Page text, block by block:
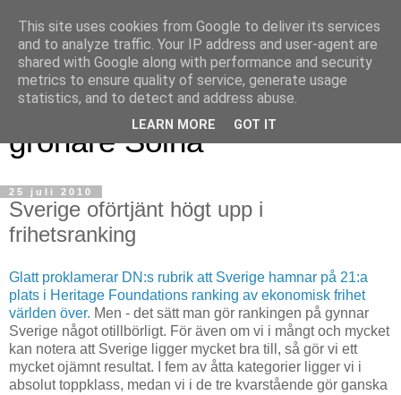
Magnus blogg - för ett
grönare Solna
25 juli 2010
Sverige oförtjänt högt upp i
frihetsranking
Glatt proklamerar DN:s rubrik att Sverige hamnar på 21:a
plats i Heritage Foundations ranking av ekonomisk frihet
världen över. Men - det sätt man gör rankingen på gynnar
Sverige något otillbörligt. För även om vi i mångt och mycket
kan notera att Sverige ligger mycket bra till, så gör vi ett
mycket ojämnt resultat. I fem av åtta kategorier ligger vi i
absolut toppklass, medan vi i de tre kvarstående gör ganska
This site uses cookies from Google to deliver its services
and to analyze traffic. Your IP address and user-agent are
shared with Google along with performance and security
metrics to ensure quality of service, generate usage
statistics, and to detect and address abuse.
LEARN MORE GOT IT